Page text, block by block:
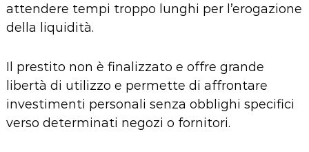
attendere tempi troppo lunghi per l’erogazione
della liquidità.
Il prestito non è finalizzato e offre grande
libertà di utilizzo e permette di affrontare
investimenti personali senza obblighi specifici
verso determinati negozi o fornitori.